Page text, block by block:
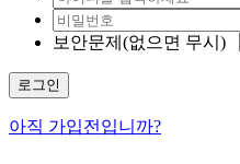
보안문제(없으면 무시)
로그인
아직 가입전입니까?